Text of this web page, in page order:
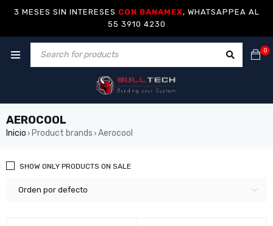
3 MESES SIN INTERESES CON BANAMEX, WHATSAPPEA AL
55 3910 4230
0
AEROCOOL
Inicio › Product brands › Aerocool
Orden por defecto
SHOW ONLY PRODUCTS ON SALE